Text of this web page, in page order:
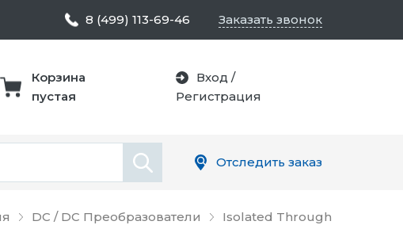
DC / DC Преобразователи
Isolated Through
8 (499) 113-69-46 Заказать звонок
Корзина
пустая
Вход /
Регистрация
Отследить заказ